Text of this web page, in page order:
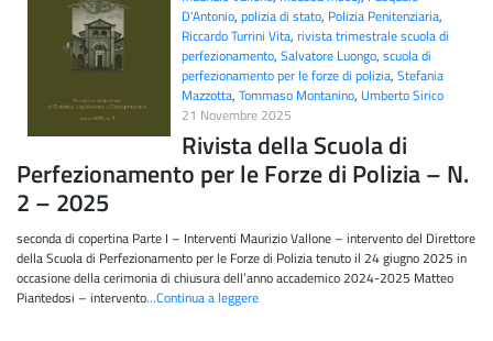
D'Antonio, polizia di stato, Polizia Penitenziaria,
Riccardo Turrini Vita, rivista trimestrale scuola di
perfezionamento, Salvatore Luongo, scuola di
perfezionamento per le forze di polizia, Stefania
Mazzotta, Tommaso Montanino, Umberto Sirico
21 Novembre 2025
Rivista della Scuola di
Perfezionamento per le Forze di Polizia – N.
2 – 2025
seconda di copertina Parte I – Interventi Maurizio Vallone – intervento del Direttore
della Scuola di Perfezionamento per le Forze di Polizia tenuto il 24 giugno 2025 in
occasione della cerimonia di chiusura dell’anno accademico 2024-2025 Matteo
Piantedosi – intervento…Continua a leggere